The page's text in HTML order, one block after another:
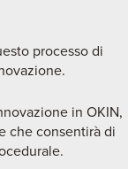
processo di
in OKIN,
che consentirà di